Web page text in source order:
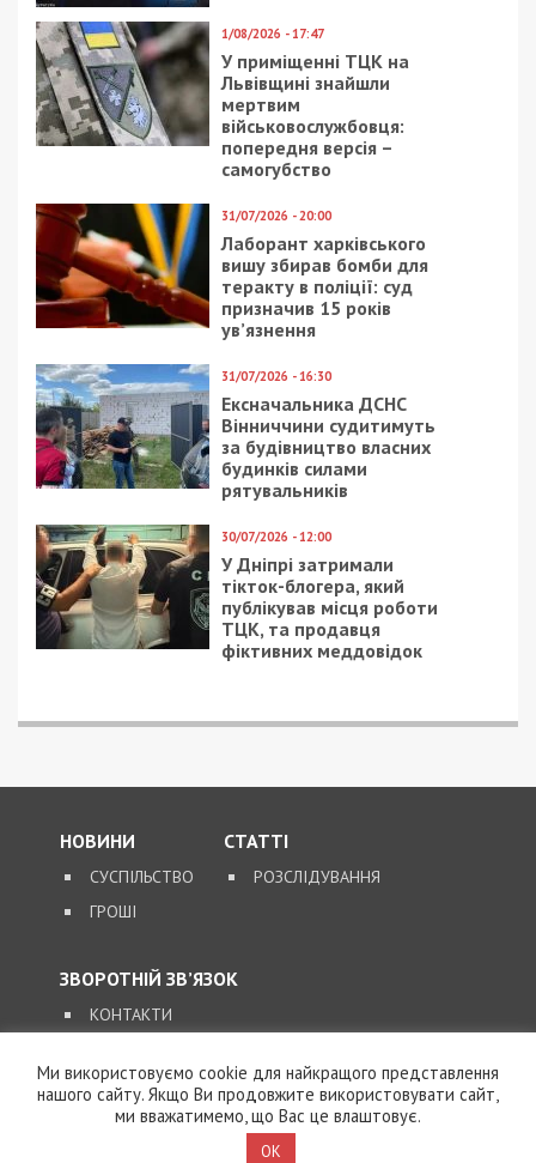
1/08/2026 - 17:47
У приміщенні ТЦК на
Львівщині знайшли
мертвим
військовослужбовця:
попередня версія –
самогубство
31/07/2026 - 20:00
Лаборант харківського
вишу збирав бомби для
теракту в поліції: суд
призначив 15 років
ув’язнення
31/07/2026 - 16:30
Ексначальника ДСНС
Вінниччини судитимуть
за будівництво власних
будинків силами
рятувальників
30/07/2026 - 12:00
У Дніпрі затримали
тікток-блогера, який
публікував місця роботи
ТЦК, та продавця
фіктивних меддовідок
НОВИНИ
СУСПІЛЬСТВО
ГРОШІ
СТАТТІ
РОЗСЛІДУВАННЯ
ЗВОРОТНІЙ ЗВ’ЯЗОК
КОНТАКТИ
SUPPORT@49000.COM.UA
© 2026, ВСІ ПРАВА ЗАХИЩЕНІ
Ми використовуємо cookie для найкращого представлення
нашого сайту. Якщо Ви продовжите використовувати сайт,
ми вважатимемо, що Вас це влаштовує.
OK